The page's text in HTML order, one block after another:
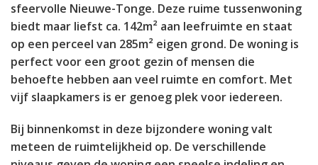
sfeervolle Nieuwe-Tonge. Deze ruime tussenwoning
biedt maar liefst ca. 142m² aan leefruimte en staat
op een perceel van 285m² eigen grond. De woning is
perfect voor een groot gezin of mensen die
behoefte hebben aan veel ruimte en comfort. Met
vijf slaapkamers is er genoeg plek voor iedereen.
Bij binnenkomst in deze bijzondere woning valt
meteen de ruimtelijkheid op. De verschillende